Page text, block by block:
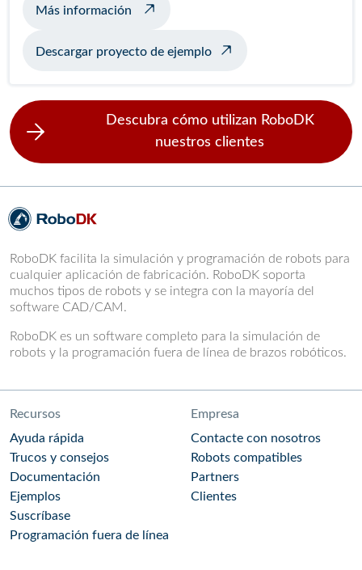
Más información sobre el lavado automático de aviones
Descargar proyecto de ejemplo
Descubra cómo utilizan RoboDK
nuestros clientes
RoboDK facilita la simulación y programación de robots para
cualquier aplicación de fabricación. RoboDK soporta
muchos tipos de robots y se integra con la mayoría del
software CAD/CAM.
RoboDK es un software completo para la simulación de
robots y la programación fuera de línea de brazos robóticos.
Recursos
Ayuda rápida
Trucos y consejos
Documentación
Ejemplos
Suscríbase
Programación fuera de línea
Empresa
Contacte con nosotros
Robots compatibles
Partners
Clientes